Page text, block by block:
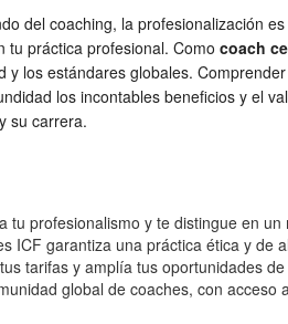
del coaching, la profesionalización
tu práctica profesional. Como coach
y los estándares globales.
los incontables beneficios y el
su carrera.
tu profesionalismo y te distingue en
ICF garantiza una práctica ética y de
tarifas y amplía tus oportunidades
global de coaches, con acceso